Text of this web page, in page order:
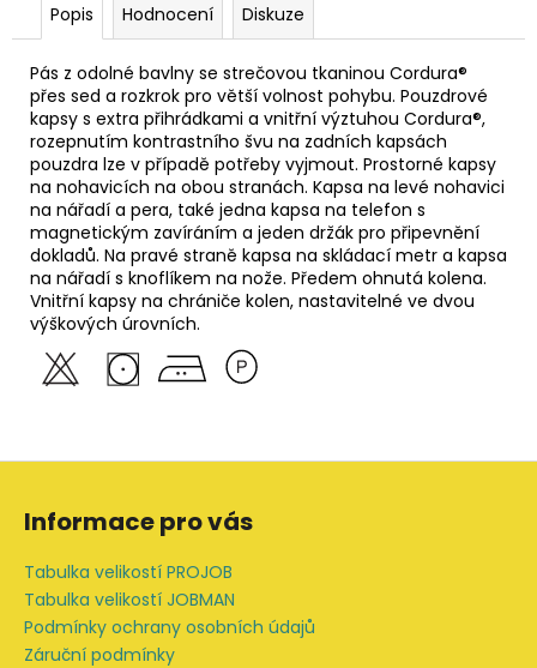
Popis Hodnocení Diskuze
Pás z odolné bavlny se strečovou tkaninou Cordura®
přes sed a rozkrok pro větší volnost pohybu. Pouzdrové
kapsy s extra přihrádkami a vnitřní výztuhou Cordura®,
rozepnutím kontrastního švu na zadních kapsách
pouzdra lze v případě potřeby vyjmout. Prostorné kapsy
na nohavicích na obou stranách. Kapsa na levé nohavici
na nářadí a pera, také jedna kapsa na telefon s
magnetickým zavíráním a jeden držák pro připevnění
dokladů. Na pravé straně kapsa na skládací metr a kapsa
na nářadí s knoflíkem na nože. Předem ohnutá kolena.
Vnitřní kapsy na chrániče kolen, nastavitelné ve dvou
výškových úrovních.
Z
Informace pro vás
Tabulka velikostí PROJOB
Tabulka velikostí JOBMAN
Podmínky ochrany osobních údajů
Záruční podmínky